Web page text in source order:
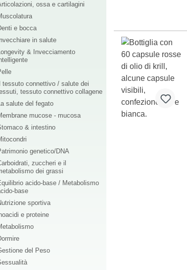
ossa e cartilagini
e bocca
Invecchiare in salute
& Invecciamento
Il tessuto connettivo / salute dei
tessuto connettivo collagene
salute del fegato
mucose - mucosa
& intestino
genetico/DNA
zuccheri e il
dei grassi
acido-base / Metabolismo
base
sportiva
e proteine
del Peso